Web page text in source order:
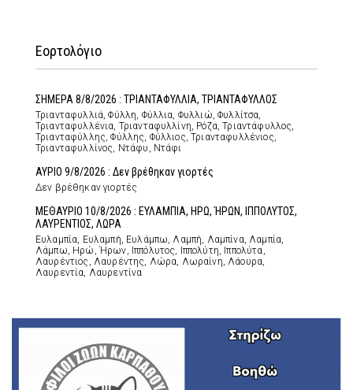
Εορτολόγιο
ΣΗΜΕΡΑ 8/8/2026 : ΤΡΙΑΝΤΑΦΥΛΛΙΑ, ΤΡΙΑΝΤΑΦΥΛΛΟΣ
Τριανταφυλλιά, Φύλλη, Φύλλια, Φυλλιώ, Φυλλίτσα,
Τριανταφυλλένια, Τριανταφυλλίνη, Ρόζα, Τριαντάφυλλος,
Τριανταφύλλης, Φύλλης, Φύλλιος, Τριανταφυλλένιος,
Τριανταφυλλίνος, Ντάφυ, Ντάφι
ΑΥΡΙΟ 9/8/2026 : Δεν βρέθηκαν γιορτές
Δεν βρέθηκαν γιορτές
ΜΕΘΑΥΡΙΟ 10/8/2026 : ΕΥΛΑΜΠΙΑ, ΗΡΩ, ΉΡΩΝ, ΙΠΠΟΛΥΤΟΣ,
ΛΑΥΡΕΝΤΙΟΣ, ΛΩΡΑ
Ευλαμπία, Ευλαμπή, Ευλάμπω, Λαμπή, Λαμπίνα, Λαμπία,
Λάμπω, Ηρώ, Ήρων, Ιππόλυτος, Ιππολύτη, Ιππολύτα,
Λαυρέντιος, Λαυρέντης, Λώρα, Λωραίνη, Λάουρα,
Λαυρεντία, Λαυρεντίνα